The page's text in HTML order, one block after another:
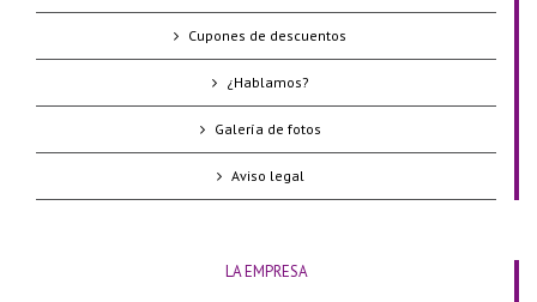
Cupones de descuentos
¿Hablamos?
Galería de fotos
Aviso legal
LA EMPRESA